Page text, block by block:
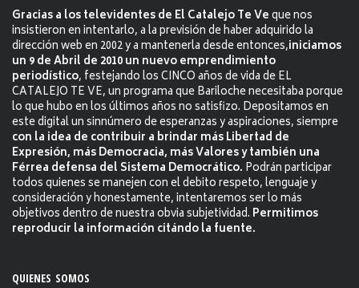
Gracias a los televidentes de El Catalejo Te Veque nos
insistieron en intentarlo, a la previsión de haber adquirido la
dirección web en 2002 y a mantenerla desde entonces,iniciamos
un 9 de Abril de 2010 un nuevo emprendimiento
periodístico, festejando los CINCO años de vida de EL
CATALEJO TE VE, un programa que Bariloche necesitaba porque
lo que hubo en los últimos años no satisfizo. Depositamos en
este digital un sinnúmero de esperanzas y aspiraciones, siempre
con la idea de contribuir a brindar más Libertad de
Expresión, más Democracia, más Valores y también una
Férrea defensa del Sistema Democrático. Podrán participar
todos quienes se manejen con el debito respeto, lenguaje y
consideración y honestamente, intentaremos ser lo más
objetivos dentro de nuestra obvia subjetividad. Permitimos
reproducir la información citándo la fuente.
QUIENES SOMOS